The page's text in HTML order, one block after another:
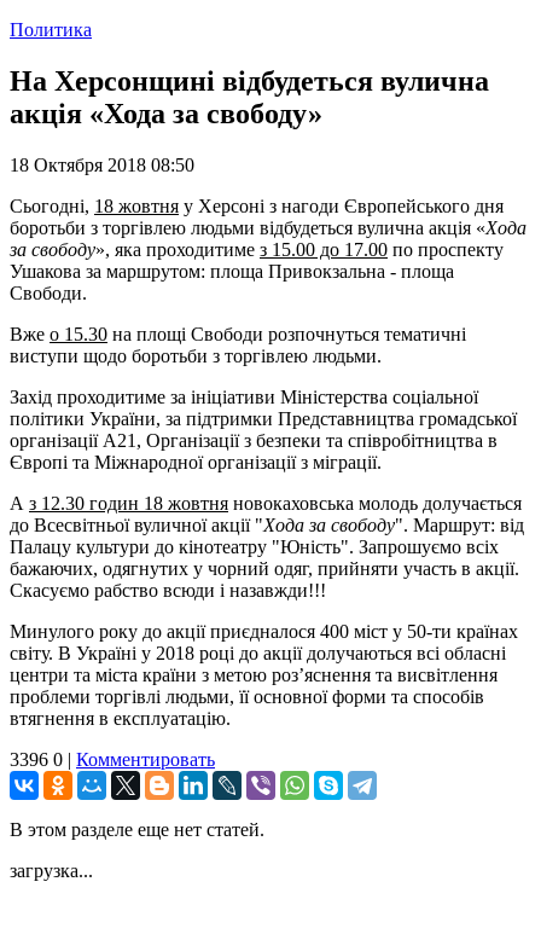
Политика
На Херсонщині відбудеться вулична
акція «Хода за свободу»
18 Октября 2018 08:50
Сьогодні, 18 жовтня у Херсоні з нагоди Європейського дня
боротьби з торгівлею людьми відбудеться вулична акція «Хода
за свободу», яка проходитиме з 15.00 до 17.00 по проспекту
Ушакова за маршрутом: площа Привокзальна - площа
Свободи.
Вже о 15.30 на площі Свободи розпочнуться тематичні
виступи щодо боротьби з торгівлею людьми.
Захід проходитиме за ініціативи Міністерства соціальної
політики України, за підтримки Представництва громадської
організації А21, Організації з безпеки та співробітництва в
Європі та Міжнародної організації з міграції.
А з 12.30 годин 18 жовтня новокаховська молодь долучається
до Всесвітньої вуличної акції "Хода за свободу". Маршрут: від
Палацу культури до кінотеатру "Юність". Запрошуємо всіх
бажаючих, одягнутих у чорний одяг, прийняти участь в акції.
Скасуємо рабство всюди і назавжди!!!
Минулого року до акції приєдналося 400 міст у 50-ти країнах
світу. В Україні у 2018 році до акції долучаються всі обласні
центри та міста країни з метою роз’яснення та висвітлення
проблеми торгівлі людьми, її основної форми та способів
втягнення в експлуатацію.
3396 0 | Комментировать
В этом разделе еще нет статей.
загрузка...